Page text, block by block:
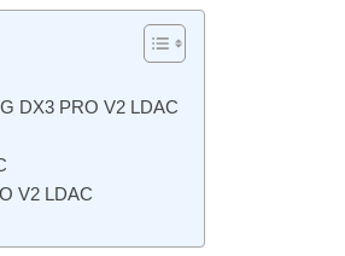
DX3 PRO V2 LDAC
V2 LDAC